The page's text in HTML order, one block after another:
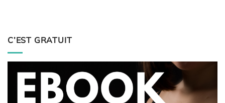
C’EST GRATUIT